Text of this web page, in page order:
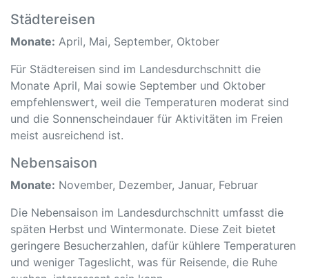
Städtereisen
Monate: April, Mai, September, Oktober
Für Städtereisen sind im Landesdurchschnitt die
Monate April, Mai sowie September und Oktober
empfehlenswert, weil die Temperaturen moderat sind
und die Sonnenscheindauer für Aktivitäten im Freien
meist ausreichend ist.
Nebensaison
Monate: November, Dezember, Januar, Februar
Die Nebensaison im Landesdurchschnitt umfasst die
späten Herbst und Wintermonate. Diese Zeit bietet
geringere Besucherzahlen, dafür kühlere Temperaturen
und weniger Tageslicht, was für Reisende, die Ruhe